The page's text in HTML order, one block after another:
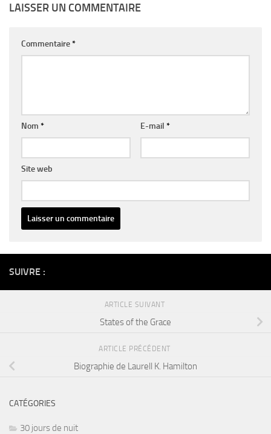
LAISSER UN COMMENTAIRE
Commentaire*
Nom * E-mail *
Site web
SUIVRE :
ARTICLE SUIVANT
States of the Grace
ARTICLE PRÉCÉDENT
Biographie de Laurell K. Hamilton
CATÉGORIES
30 jours de nuit